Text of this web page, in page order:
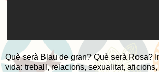
Què serà Blau de gran? Què serà Rosa?
vida: treball, relacions, sexualitat, aficions,